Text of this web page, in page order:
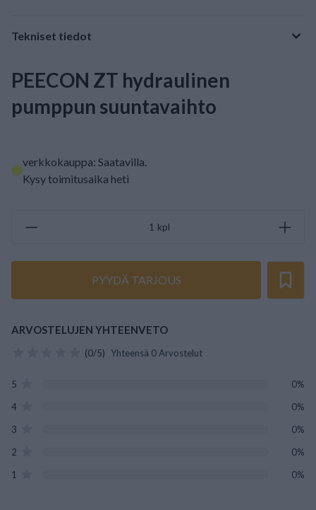
Tekniset tiedot
PEECON ZT hydraulinen
pumppun suuntavaihto
verkkokauppa: Saatavilla.
Kysy toimitusaika heti
kpl
PYYDÄ TARJOUS
ARVOSTELUJEN YHTEENVETO
(0/5) Yhteensä 0 Arvostelut
5
0%
4
0%
3
0%
2
0%
1
0%